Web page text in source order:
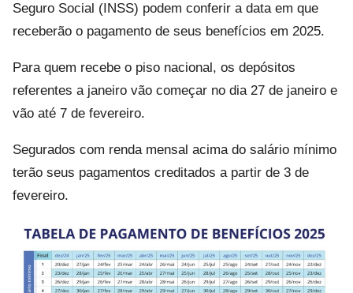
Seguro Social (INSS) podem conferir a data em que
receberão o pagamento de seus benefícios em 2025.
Para quem recebe o piso nacional, os depósitos
referentes a janeiro vão começar no dia 27 de janeiro e
vão até 7 de fevereiro.
Segurados com renda mensal acima do salário mínimo
terão seus pagamentos creditados a partir de 3 de
fevereiro.